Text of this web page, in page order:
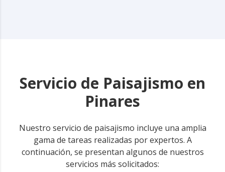
Servicio de Paisajismo en
Pinares
Nuestro servicio de paisajismo incluye una amplia
gama de tareas realizadas por expertos. A
continuación, se presentan algunos de nuestros
servicios más solicitados: